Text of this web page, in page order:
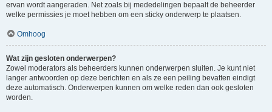
ervan wordt aangeraden. Net zoals bij mededelingen bepaalt de beheerder
welke permissies je moet hebben om een sticky onderwerp te plaatsen.
Omhoog
Wat zijn gesloten onderwerpen?
Zowel moderators als beheerders kunnen onderwerpen sluiten. Je kunt niet
langer antwoorden op deze berichten en als ze een peiling bevatten eindigt
deze automatisch. Onderwerpen kunnen om welke reden dan ook gesloten
worden.